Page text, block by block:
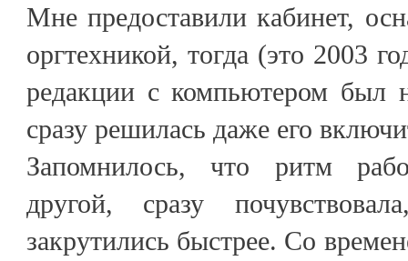
Мне предоставили кабинет,
оргтехникой, тогда (это 2003
редакции с компьютером был
сразу решилась даже его
Запомнилось, что ритм
другой, сразу
закрутились быстрее. Со